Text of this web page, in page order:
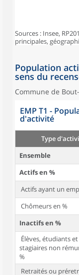
Sources : Insee,
principales,
Population
sens du
Commune de
EMP T1 -
d'activité
Type
Ensemble
Actifs en %
Actifs ayant un
Chômeurs en %
Inactifs en %
Élèves, étudiants et
stagiaires non
%
Retraités ou